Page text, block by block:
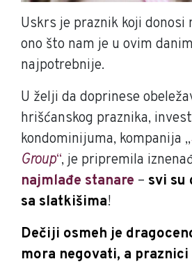
Uskrs je praznik koji donosi
ono što nam je u ovim
najpotrebnije.
U želji da doprinese
hrišćanskog praznika,
kondominijuma, kompanija „
Group“, je pripremila
najmlađe stanare – svi su
sa slatkišima!
Dečiji osmeh je
mora negovati, a praznici